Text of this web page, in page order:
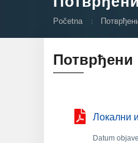
Početna
Потврђени
Локални
Datum